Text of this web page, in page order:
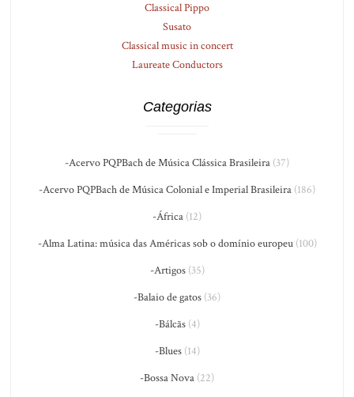
Classical Pippo
Susato
Classical music in concert
Laureate Conductors
Categorias
-Acervo PQPBach de Música Clássica Brasileira (37)
-Acervo PQPBach de Música Colonial e Imperial Brasileira (186)
-África (12)
-Alma Latina: música das Américas sob o domínio europeu(100)
-Artigos(35)
-Balaio de gatos (36)
-Bálcãs(4)
-Blues(14)
-Bossa Nova (22)